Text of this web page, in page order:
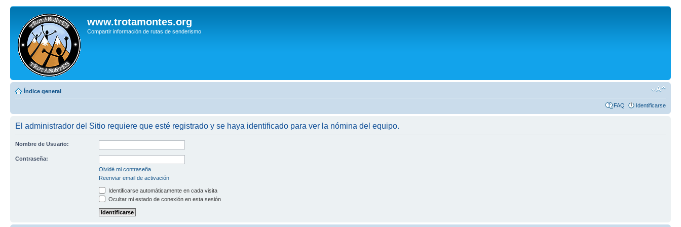
www.trotamontes.org
Compartir información de rutas de senderismo
Índice general
FAQ Identificarse
El administrador del Sitio requiere que esté registrado y se haya identificado para ver la nómina del equipo.
Nombre de Usuario:
Contraseña:
Olvidé mi contraseña
Reenviar email de activación
Identificarse automáticamente en cada visita
Ocultar mi estado de conexión en esta sesión